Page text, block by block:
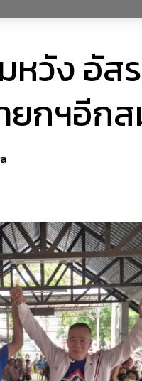
วัง อัส
ยกฯอีก